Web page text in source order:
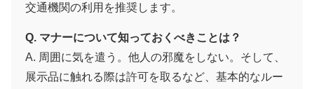
交通機関の利用を推奨します。
Q. マナーについて知っておくべきことは？
A. 周囲に気を遣う。他人の邪魔をしない。そして、
展示品に触れる際は許可を取るなど、基本的なルー